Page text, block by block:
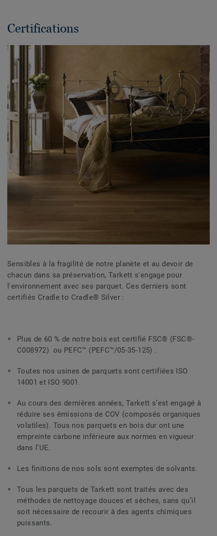
Certifications
Sensibles à la fragilité de notre planète et au devoir de
chacun dans sa préservation, Tarkett s'engage pour
l'environnement avec ses parquet. Ces derniers sont
certifiés Cradle to Cradle® Silver :
Plus de 60 % de notre bois est certifié FSC® (FSC®-
C008972) ou PEFC™ (PEFC™/05-35-125) .
Toutes nos usines de parquets sont certifiées ISO
14001 et ISO 9001.
Au cours des dernières années, Tarkett s’est engagé à
réduire ses émissions de COV (composés organiques
volatiles). Tous nos parquets en bois dur ont une
empreinte carbone inférieure aux normes en vigueur
dans l’UE.
Les finitions de nos sols sont exemptes de solvants.
Tous les parquets de Tarkett sont traités avec des
méthodes de nettoyage douces et sèches, sans qu’il
soit nécessaire de recourir à des agents chimiques
puissants.